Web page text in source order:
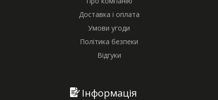
Доставка і оплата
Умови угоди
Політика безпеки
Відгуки
Інформація